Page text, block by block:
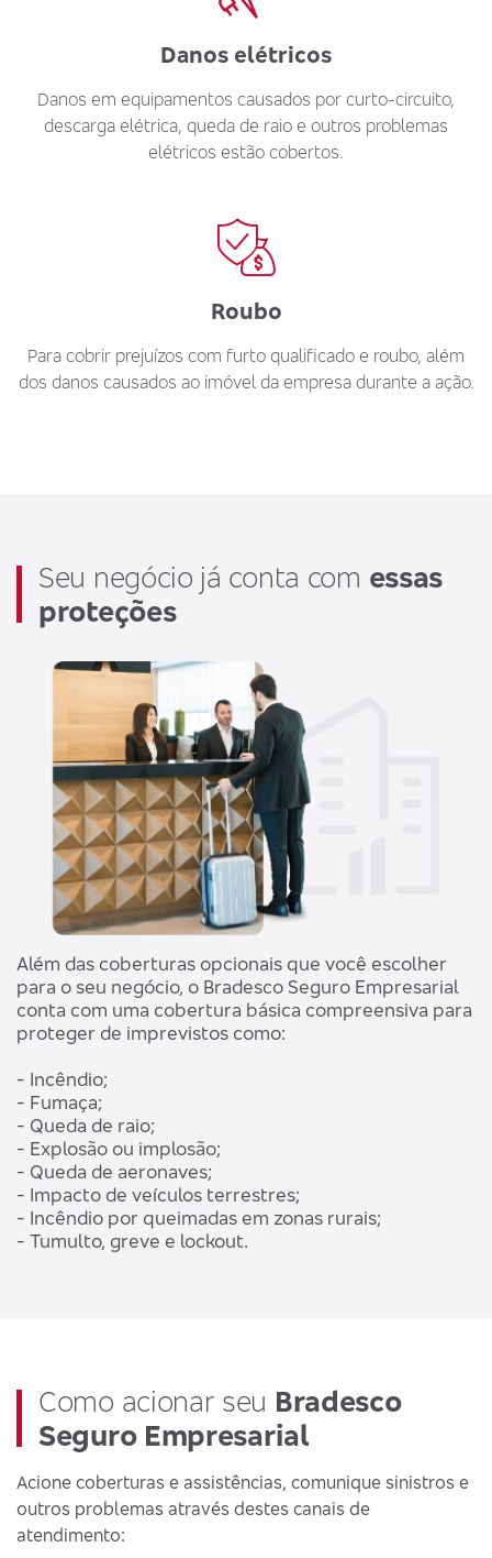
Danos elétricos
Danos em equipamentos causados por curto-circuito,
descarga elétrica, queda de raio e outros problemas
elétricos estão cobertos.
Roubo
Para cobrir prejuízos com furto qualificado e roubo, além
dos danos causados ao imóvel da empresa durante a ação.
Seu negócio já conta com essas
proteções
Além das coberturas opcionais que você escolher
para o seu negócio, o Bradesco Seguro Empresarial
conta com uma cobertura básica compreensiva para
proteger de imprevistos como:
- Incêndio;
- Fumaça;
- Queda de raio;
- Explosão ou implosão;
- Queda de aeronaves;
- Impacto de veículos terrestres;
- Incêndio por queimadas em zonas rurais;
- Tumulto, greve e lockout.
Como acionar seu Bradesco
Seguro Empresarial
Acione coberturas e assistências, comunique sinistros e
outros problemas através destes canais de
atendimento: